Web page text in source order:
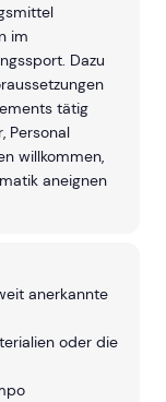
im
Dazu
tätig
Personal
willkommen,
aneignen
anerkannte
oder die